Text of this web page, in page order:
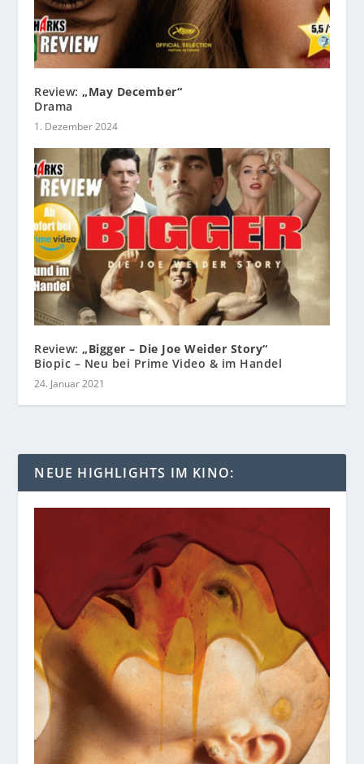
Review:„May December“
Drama
1. Dezember 2024
Review:„Bigger – Die Joe Weider Story“
Biopic – Neu bei Prime Video & im Handel
24. Januar 2021
NEUE HIGHLIGHTS IM KINO: